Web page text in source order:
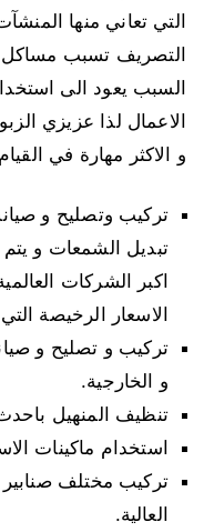
التي تعاني منها
التصريف تسبب مساكل
السبب يعود الى
الاعمال لذا عزيزي
و الاكثر مهارة في
تركيب وتصليح و
تبديل الشمعات و
اكبر الشركات
الاسعار الرخيصة
تركيب و تصليح و
و الخارجية.
تنظيف المنهيل
استخدام ماكينات
تركيب مختلف صنابير
العالية.